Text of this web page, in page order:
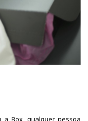
a Box, qualquer pessoa